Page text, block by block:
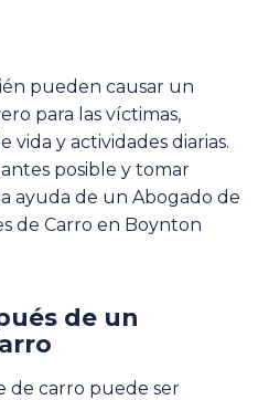
pueden causar un
para las víctimas,
vida y actividades diarias.
posible y tomar
ayuda de un Abogado de
de Carro en Boynton
de un
de carro puede ser